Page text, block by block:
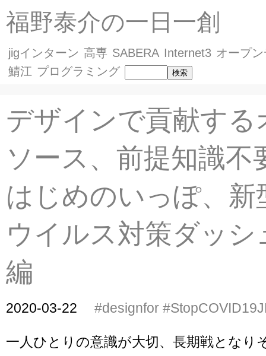
福野泰介の一日一創
jigインターン 高専 SABERA Internet3 オープ
鯖江 プログラミング
デザインで貢献する
ソース、前提知識不
はじめのいっぽ、新
ウイルス対策ダッシ
編
2020-03-22 #designfor
一人ひとりの意識が大切、長期戦となり